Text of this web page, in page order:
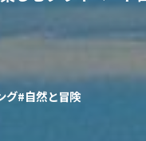
グ#自然と冒険